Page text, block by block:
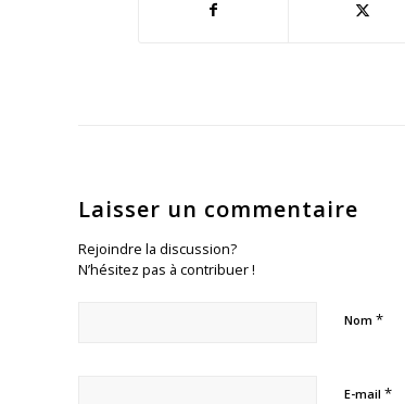
Laisser un commentaire
Rejoindre la discussion?
N’hésitez pas à contribuer !
Nom *
E-mail *